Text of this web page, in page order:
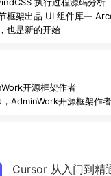
执行过程源码分析
框架出品 UI 组件库—
也是新的开始
开源框架作者
AdminWork开源框架作者
Cursor 从入门到精